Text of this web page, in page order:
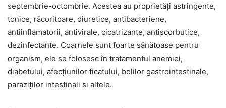
septembrie-octombrie. Acestea au proprietăți astringente,
tonice, răcoritoare, diuretice, antibacteriene,
antiinflamatorii, antivirale, cicatrizante, antiscorbutice,
dezinfectante. Coarnele sunt foarte sănătoase pentru
organism, ele se folosesc în tratamentul anemiei,
diabetului, afecțiunilor ficatului, bolilor gastrointestinale,
paraziților intestinali și altele.